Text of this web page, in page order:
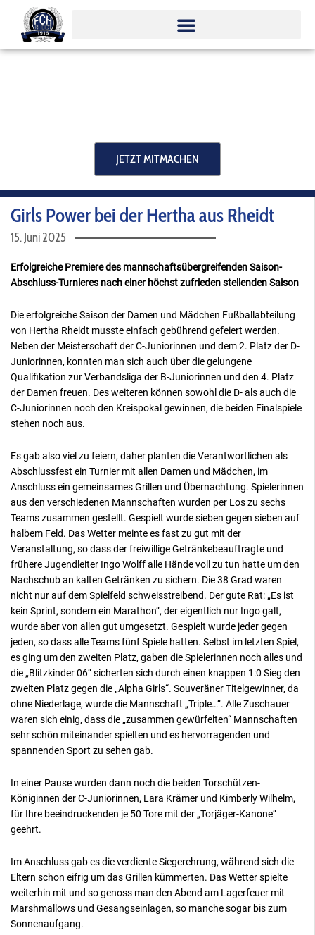
Inhalt
springen
JETZT MITMACHEN
Girls Power bei der Hertha aus Rheidt
15. Juni 2025
Erfolgreiche Premiere des mannschaftsübergreifenden Saison-
Abschluss-Turnieres nach einer höchst zufrieden stellenden Saison
Die erfolgreiche Saison der Damen und Mädchen Fußballabteilung
von Hertha Rheidt musste einfach gebührend gefeiert werden.
Neben der Meisterschaft der C-Juniorinnen und dem 2. Platz der D-
Juniorinnen, konnten man sich auch über die gelungene
Qualifikation zur Verbandsliga der B-Juniorinnen und den 4. Platz
der Damen freuen. Des weiteren können sowohl die D- als auch die
C-Juniorinnen noch den Kreispokal gewinnen, die beiden Finalspiele
stehen noch aus.
Es gab also viel zu feiern, daher planten die Verantwortlichen als
Abschlussfest ein Turnier mit allen Damen und Mädchen, im
Anschluss ein gemeinsames Grillen und Übernachtung. Spielerinnen
aus den verschiedenen Mannschaften wurden per Los zu sechs
Teams zusammen gestellt. Gespielt wurde sieben gegen sieben auf
halbem Feld. Das Wetter meinte es fast zu gut mit der
Veranstaltung, so dass der freiwillige Getränkebeauftragte und
frühere Jugendleiter Ingo Wolff alle Hände voll zu tun hatte um den
Nachschub an kalten Getränken zu sichern. Die 38 Grad waren
nicht nur auf dem Spielfeld schweisstreibend. Der gute Rat: „Es ist
kein Sprint, sondern ein Marathon“, der eigentlich nur Ingo galt,
wurde aber von allen gut umgesetzt. Gespielt wurde jeder gegen
jeden, so dass alle Teams fünf Spiele hatten. Selbst im letzten Spiel,
es ging um den zweiten Platz, gaben die Spielerinnen noch alles und
die „Blitzkinder 06“ sicherten sich durch einen knappen 1:0 Sieg den
zweiten Platz gegen die „Alpha Girls“. Souveräner Titelgewinner, da
ohne Niederlage, wurde die Mannschaft „Triple…“. Alle Zuschauer
waren sich einig, dass die „zusammen gewürfelten“ Mannschaften
sehr schön miteinander spielten und es hervorragenden und
spannenden Sport zu sehen gab.
In einer Pause wurden dann noch die beiden Torschützen-
Königinnen der C-Juniorinnen, Lara Krämer und Kimberly Wilhelm,
für Ihre beeindruckenden je 50 Tore mit der „Torjäger-Kanone“
geehrt.
Im Anschluss gab es die verdiente Siegerehrung, während sich die
Eltern schon eifrig um das Grillen kümmerten. Das Wetter spielte
weiterhin mit und so genoss man den Abend am Lagerfeuer mit
Marshmallows und Gesangseinlagen, so manche sogar bis zum
Sonnenaufgang.